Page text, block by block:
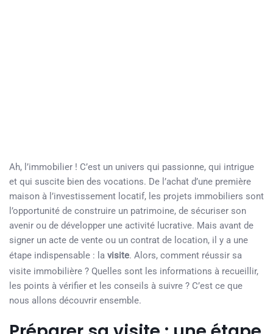
Ah, l’immobilier ! C’est un univers qui passionne, qui intrigue
et qui suscite bien des vocations. De l’achat d’une première
maison à l’investissement locatif, les projets immobiliers sont
l’opportunité de construire un patrimoine, de sécuriser son
avenir ou de développer une activité lucrative. Mais avant de
signer un acte de vente ou un contrat de location, il y a une
étape indispensable : la visite. Alors, comment réussir sa
visite immobilière ? Quelles sont les informations à recueillir,
les points à vérifier et les conseils à suivre ? C’est ce que
nous allons découvrir ensemble.